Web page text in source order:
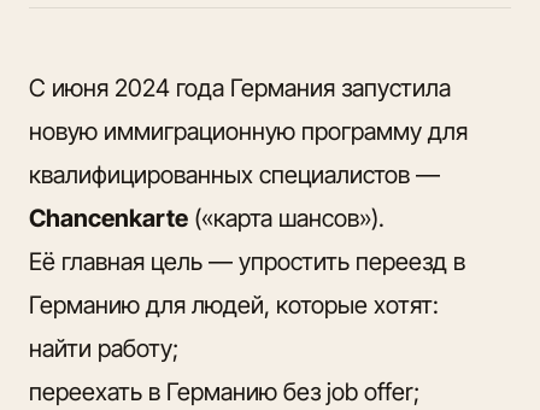
С июня 2024 года Германия запустила
новую иммиграционную программу для
квалифицированных специалистов —
Chancenkarte («карта шансов»).
Её главная цель — упростить переезд в
Германию для людей, которые хотят:
найти работу;
переехать в Германию без job offer;